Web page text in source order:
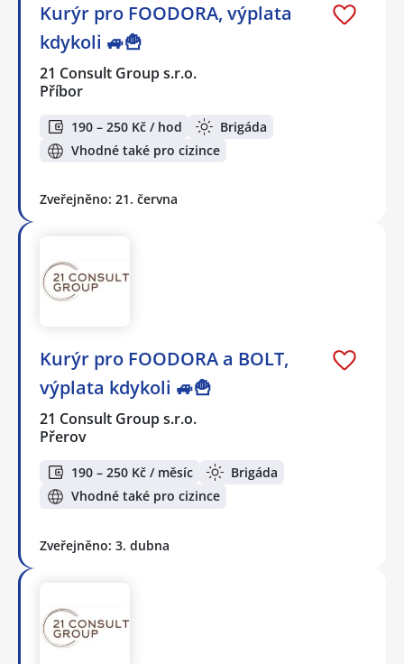
Kurýr pro FOODORA, výplata
kdykoli 🚙🍟
21 Consult Group s.r.o.
Příbor
190 – 250 Kč / hod
Brigáda
Vhodné také pro cizince
Zveřejněno: 21. června
Kurýr pro FOODORA a BOLT,
výplata kdykoli 🚙🍟
21 Consult Group s.r.o.
Přerov
190 – 250 Kč / měsíc
Brigáda
Vhodné také pro cizince
Zveřejněno: 3. dubna